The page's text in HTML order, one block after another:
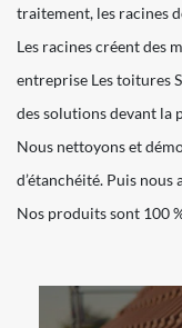
traitement, les racines
Les racines créent des
entreprise Les toitures
des solutions devant la
Nous nettoyons et
d’étanchéité. Puis
Nos produits sont 100